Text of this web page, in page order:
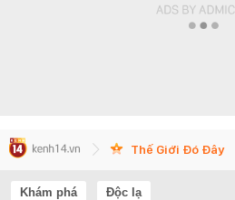
Thế Giới Đó Đây
Khám phá Độc lạ